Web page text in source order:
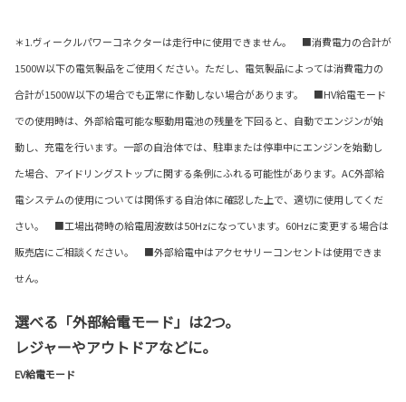
＊1.ヴィークルパワーコネクターは走行中に使用できません。 ■消費電力の合計が
1500W以下の電気製品をご使用ください。ただし、電気製品によっては消費電力の
合計が1500W以下の場合でも正常に作動しない場合があります。 ■HV給電モード
での使用時は、外部給電可能な駆動用電池の残量を下回ると、自動でエンジンが始
動し、充電を行います。一部の自治体では、駐車または停車中にエンジンを始動し
た場合、アイドリングストップに関する条例にふれる可能性があります。AC外部給
電システムの使用については関係する自治体に確認した上で、適切に使用してくだ
さい。 ■工場出荷時の給電周波数は50Hzになっています。60Hzに変更する場合は
販売店にご相談ください。 ■外部給電中はアクセサリーコンセントは使用できま
せん。
選べる「外部給電モード」は2つ。
レジャーやアウトドアなどに。
EV給電モード